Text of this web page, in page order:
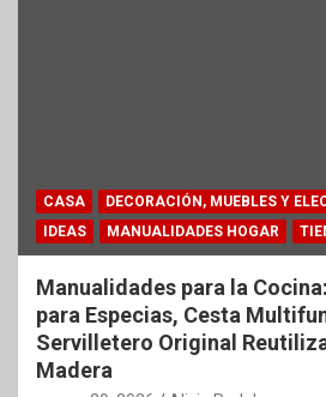
CASA
DECORACIÓN, MUEBLES Y
IDEAS
MANUALIDADES HOGAR
Manualidades para la
para Especias, Cesta
Servilletero Original
Madera